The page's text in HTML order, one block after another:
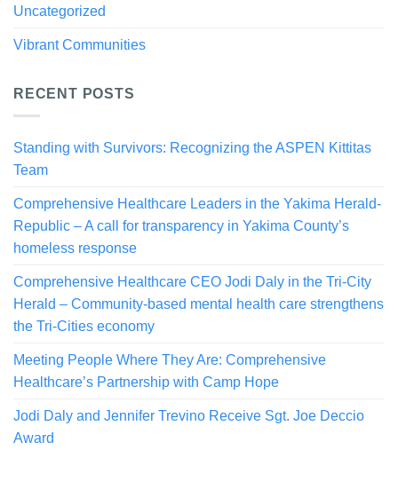
Uncategorized
Vibrant Communities
RECENT POSTS
Standing with Survivors: Recognizing the ASPEN Kittitas
Team
Comprehensive Healthcare Leaders in the Yakima Herald-
Republic – A call for transparency in Yakima County’s
homeless response
Comprehensive Healthcare CEO Jodi Daly in the Tri-City
Herald – Community-based mental health care strengthens
the Tri-Cities economy
Meeting People Where They Are: Comprehensive
Healthcare’s Partnership with Camp Hope
Jodi Daly and Jennifer Trevino Receive Sgt. Joe Deccio
Award